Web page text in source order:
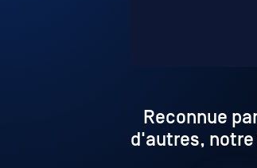
Reconnue
d'autres,